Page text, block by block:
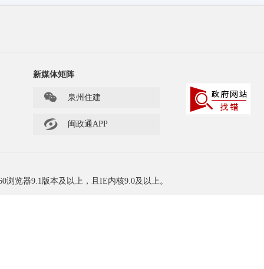
新媒体矩阵
泉州住建
 闽政通APP
览器9.1版本及以上，且IE内核9.0及以上。